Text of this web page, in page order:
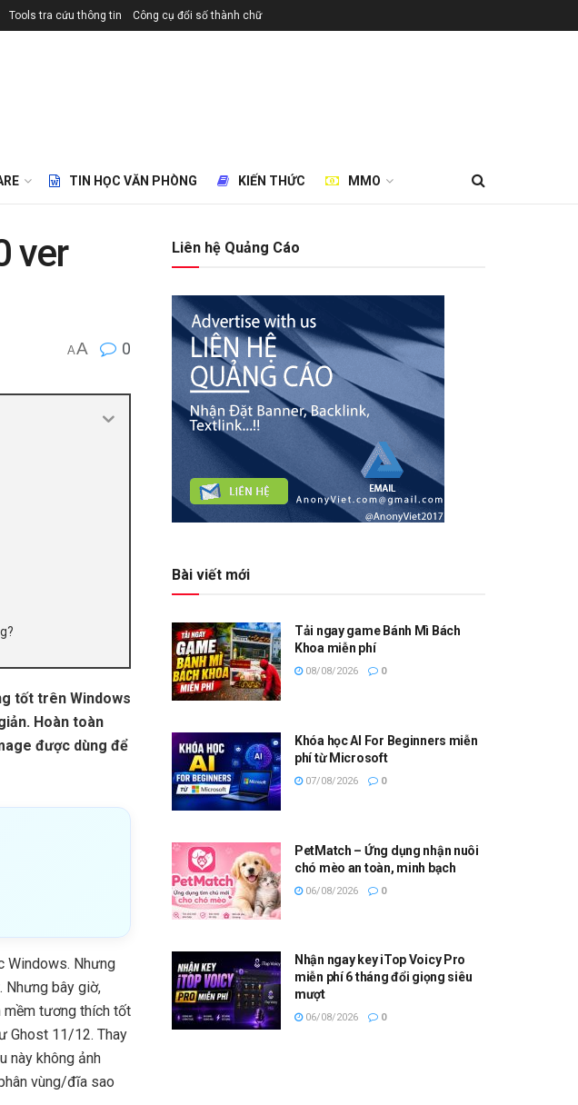
Tools tra cứu thông tin Công cụ đổi số thành chữ
TIN HỌC VĂN PHÒNG KIẾN THỨC MMO
ver
AA 0
tốt trên Windows
Hoàn toàn
được dùng để
Windows. Nhưng
Nhưng bây giờ,
mềm tương thích tốt
Ghost 11/12. Thay
này không ảnh
vùng/đĩa sao
Liên hệ Quảng Cáo
Bài viết mới
Tải ngay game Bánh Mì Bách
Khoa miễn phí
08/08/2026 0
Khóa học AI For Beginners miễn
phí từ Microsoft
07/08/2026 0
PetMatch – Ứng dụng nhận nuôi
chó mèo an toàn, minh bạch
06/08/2026 0
Nhận ngay key iTop Voicy Pro
miễn phí 6 tháng đổi giọng siêu
mượt
06/08/2026 0